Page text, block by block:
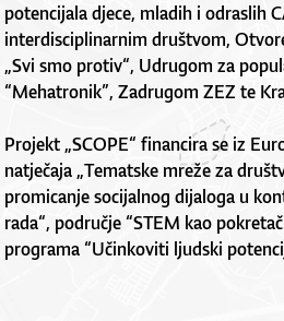
potencijala djece, mladih i odraslih
interdisciplinarnim društvom,
„Svi smo protiv“, Udrugom za
“Mehatronik”, Zadrugom ZEZ te
Projekt „SCOPE“ financira se iz
natječaja „Tematske mreže za
promicanje socijalnog dijaloga u
rada“, područje “STEM kao
programa “Učinkoviti ljudski